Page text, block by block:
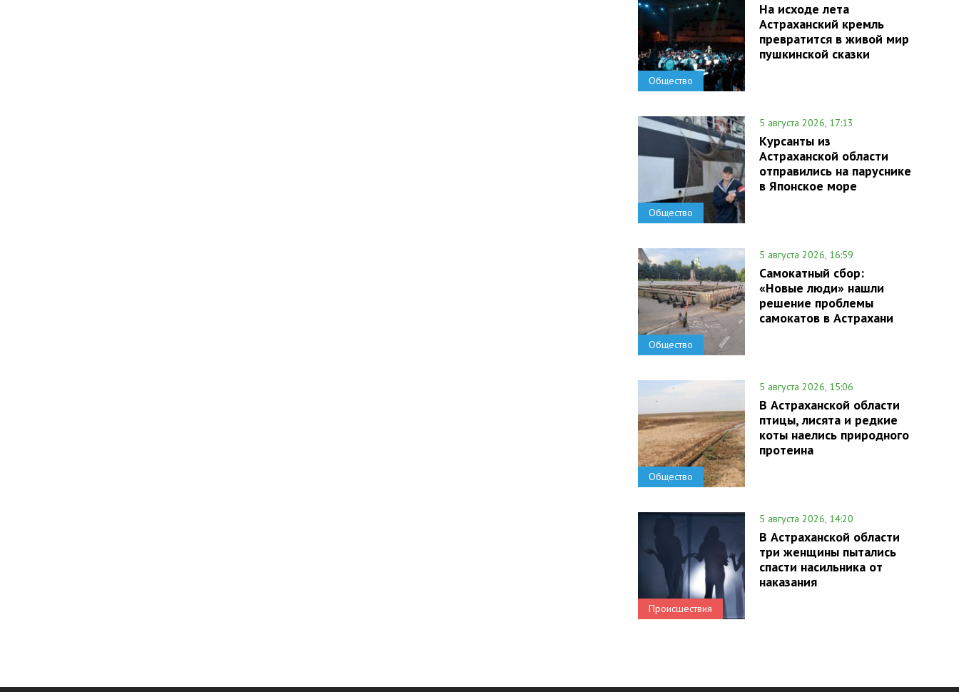
Общество
На исходе лета
Астраханский кремль
превратится в живой мир
пушкинской сказки
Общество
5 августа 2026, 17:13
Курсанты из
Астраханской области
отправились на паруснике
в Японское море
Общество
5 августа 2026, 16:59
Самокатный сбор:
«Новые люди» нашли
решение проблемы
самокатов в Астрахани
Общество
5 августа 2026, 15:06
В Астраханской области
птицы, лисята и редкие
коты наелись природного
протеина
Происшествия
5 августа 2026, 14:20
В Астраханской области
три женщины пытались
спасти насильника от
наказания